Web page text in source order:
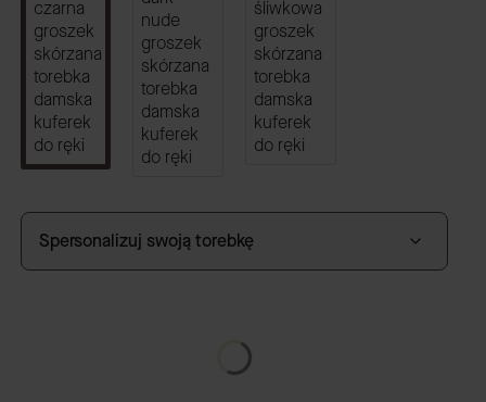
Spersonalizuj swoją torebkę